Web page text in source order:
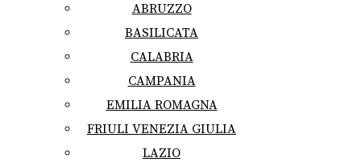
ABRUZZO
BASILICATA
CALABRIA
CAMPANIA
EMILIA ROMAGNA
FRIULI VENEZIA GIULIA
LAZIO